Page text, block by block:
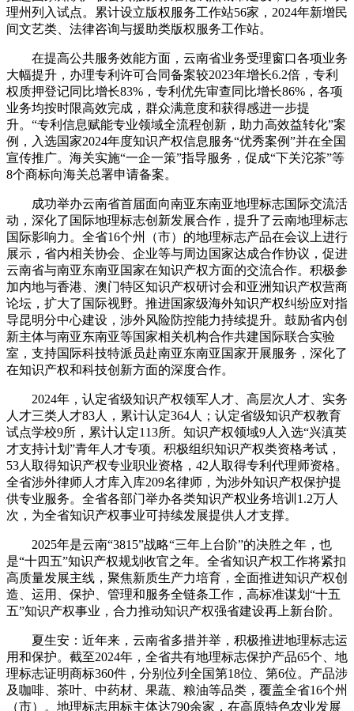
理州列入试点。累计设立版权服务工作站56家，2024年新增民
间文艺类、法律咨询与援助类版权服务工作站。
在提高公共服务效能方面，云南省业务受理窗口各项业务
大幅提升，办理专利许可合同备案较2023年增长6.2倍，专利
权质押登记同比增长83%，专利优先审查同比增长86%，各项
业务均按时限高效完成，群众满意度和获得感进一步提
升。“专利信息赋能专业领域全流程创新，助力高效益转化”案
例，入选国家2024年度知识产权信息服务“优秀案例”并在全国
宣传推广。海关实施“一企一策”指导服务，促成“下关沱茶”等
8个商标向海关总署申请备案。
成功举办云南省首届面向南亚东南亚地理标志国际交流活
动，深化了国际地理标志创新发展合作，提升了云南地理标志
国际影响力。全省16个州（市）的地理标志产品在会议上进行
展示，省内相关协会、企业等与周边国家达成合作协议，促进
云南省与南亚东南亚国家在知识产权方面的交流合作。积极参
加内地与香港、澳门特区知识产权研讨会和亚洲知识产权营商
论坛，扩大了国际视野。推进国家级海外知识产权纠纷应对指
导昆明分中心建设，涉外风险防控能力持续提升。鼓励省内创
新主体与南亚东南亚等国家相关机构合作共建国际联合实验
室，支持国际科技特派员赴南亚东南亚国家开展服务，深化了
在知识产权和科技创新方面的深度合作。
2024年，认定省级知识产权领军人才、高层次人才、实务
人才三类人才83人，累计认定364人；认定省级知识产权教育
试点学校9所，累计认定113所。知识产权领域9人入选“兴滇英
才支持计划”青年人才专项。积极组织知识产权类资格考试，
53人取得知识产权专业职业资格，42人取得专利代理师资格。
全省涉外律师人才库入库209名律师，为涉外知识产权保护提
供专业服务。全省各部门举办各类知识产权业务培训1.2万人
次，为全省知识产权事业可持续发展提供人才支撑。
2025年是云南“3815”战略“三年上台阶”的决胜之年，也
是“十四五”知识产权规划收官之年。全省知识产权工作将紧扣
高质量发展主线，聚焦新质生产力培育，全面推进知识产权创
造、运用、保护、管理和服务全链条工作，高标准谋划“十五
五”知识产权事业，合力推动知识产权强省建设再上新台阶。
夏生安：近年来，云南省多措并举，积极推进地理标志运
用和保护。截至2024年，全省共有地理标志保护产品65个、地
理标志证明商标360件，分别位列全国第18位、第6位。产品涉
及咖啡、茶叶、中药材、果蔬、粮油等品类，覆盖全省16个州
（市）。地理标志用标主体达790余家，在高原特色农业发展